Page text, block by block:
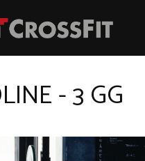
- 3 GG